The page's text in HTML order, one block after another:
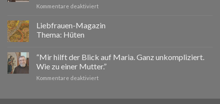
Kommentare deaktiviertfür
sind
Liebfrauen-Magazin
Thema: Hüten
“Mir hilft der Blick auf Maria. Ganz unkompliziert.
Wie zu einer Mutter.”
Kommentare deaktiviertfür